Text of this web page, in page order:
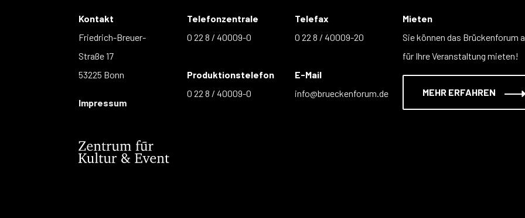
Kontakt
Friedrich-Breuer-
Straße 17
53225 Bonn
Impressum
Telefonzentrale
0 22 8 / 40009-0
Produktionstelefon
0 22 8 / 40009-0
Telefax
0 22 8 / 40009-20
E-Mail
info@brueckenforum.de
Mieten
Sie können das Brückenforum
für Ihre Veranstaltung mieten!
MEHR ERFAHREN